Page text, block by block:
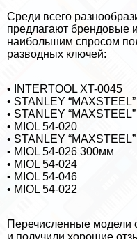
Среди всего
предлагают брендовые
наибольшим спросом
разводных ключей:
• INTERTOOL XT-0045
• STANLEY
• STANLEY
• MIOL 54-020
• STANLEY
• MIOL 54-026 300мм
• MIOL 54-024
• MIOL 54-046
• MIOL 54-022
Перечисленные модели